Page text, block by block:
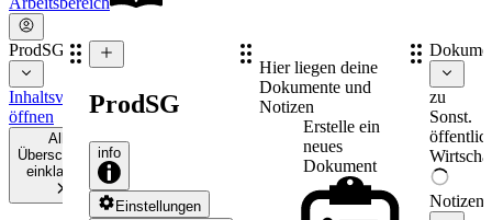
ProdSG
Inhaltsverzeichnis
öffnen
Alle
Überschriften
einklappen
ProdSG
info
Einstellungen
Hier liegen deine
Dokumente und
Notizen
Erstelle ein
neues
Dokument
zu
Sonst.
Notizen